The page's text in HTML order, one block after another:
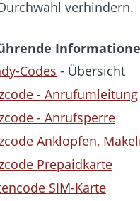
verhindern.
Codes - Übersicht
- Anrufumleitung
- Anrufsperre
Anklopfen,
Prepaidkarte
SIM-Karte